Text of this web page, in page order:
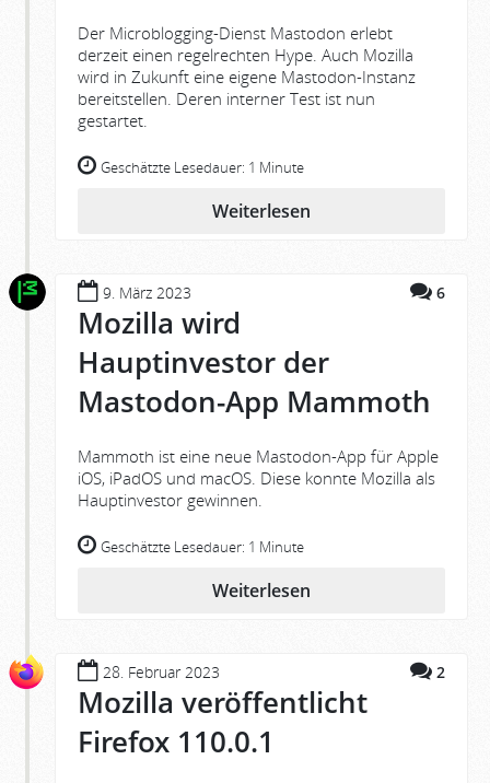
Der Microblogging-Dienst Mastodon erlebt
derzeit einen regelrechten Hype. Auch Mozilla
wird in Zukunft eine eigene Mastodon-Instanz
bereitstellen. Deren interner Test ist nun
gestartet.
Geschätzte Lesedauer: 1 Minute
Weiterlesen
9. März 2023 6
Mozilla wird
Hauptinvestor der
Mastodon-App Mammoth
Mammoth ist eine neue Mastodon-App für Apple
iOS, iPadOS und macOS. Diese konnte Mozilla als
Hauptinvestor gewinnen.
Geschätzte Lesedauer: 1 Minute
Weiterlesen
28. Februar 2023 2
Mozilla veröffentlicht
Firefox 110.0.1